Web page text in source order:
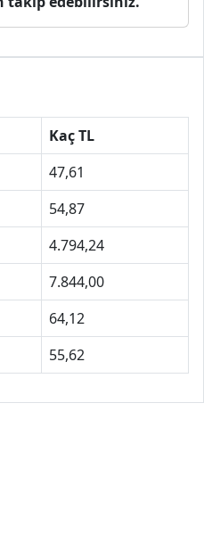
Kaç TL
47,61
54,87
4.794,24
7.844,00
64,12
55,62